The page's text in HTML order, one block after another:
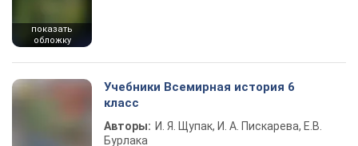
показать
обложку
Учебники Всемирная история 6
класс
Авторы: И. Я. Щупак, И. А. Пискарева, Е.В.
Бурлака